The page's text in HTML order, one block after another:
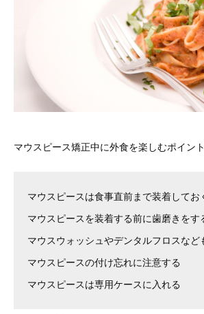
マウスピース矯正中に外食を楽しむポイン
マウスピースは食事直前まで装着してお
マウスピースを装着する前に歯磨きをす
マウスウォッシュやデンタルフロスなど
マウスピースの付け忘れに注意する
マウスピースは専用ケースに入れる